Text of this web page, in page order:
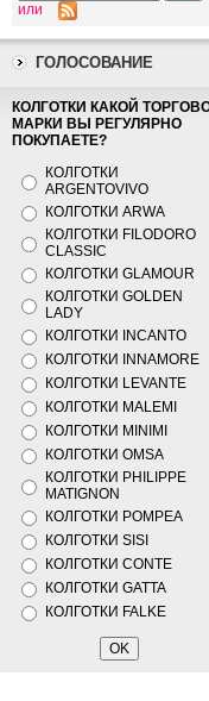
или
ГОЛОСОВАНИЕ
КОЛГОТКИ КАКОЙ
МАРКИ ВЫ РЕГУЛЯРНО
ПОКУПАЕТЕ?
КОЛГОТКИ
ARGENTOVIVO
КОЛГОТКИ ARWA
КОЛГОТКИ FILODORO
CLASSIC
КОЛГОТКИ GLAMOUR
КОЛГОТКИ GOLDEN
LADY
КОЛГОТКИ INCANTO
КОЛГОТКИ INNAMORE
КОЛГОТКИ LEVANTE
КОЛГОТКИ MALEMI
КОЛГОТКИ MINIMI
КОЛГОТКИ OMSA
КОЛГОТКИ PHILIPPE
MATIGNON
КОЛГОТКИ POMPEA
КОЛГОТКИ SISI
КОЛГОТКИ CONTE
КОЛГОТКИ GATTA
КОЛГОТКИ FALKE